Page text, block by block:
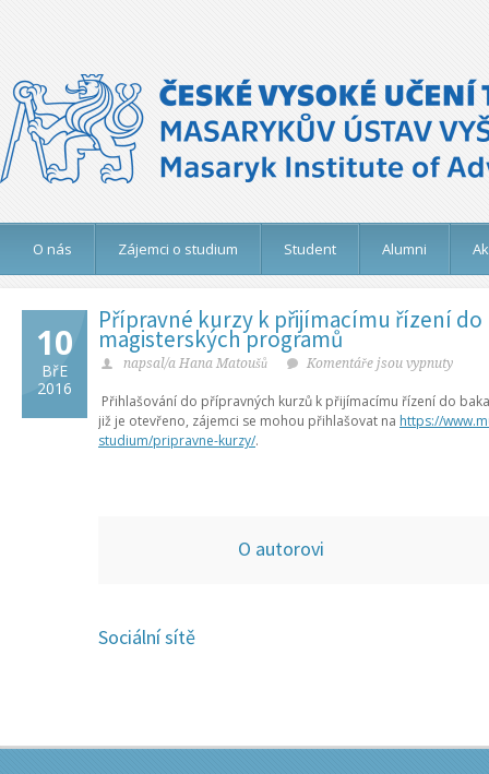
O nás Zájemci o studium Student Alumni
10
BřE
2016
Přípravné kurzy k přijímacímu řízení do
magisterských programů
napsal/a Hana Matoušů Komentáře jsou vypnuty
Přihlašování do přípravných kurzů k přijímacímu řízení do
již je otevřeno, zájemci se mohou přihlašovat na https://
studium/pripravne-kurzy/.
O autorovi
Sociální sítě